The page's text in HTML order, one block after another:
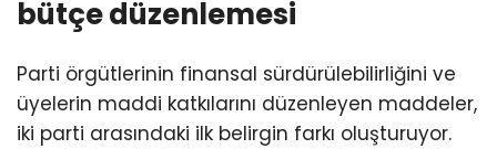
bütçe düzenlemesi
Parti örgütlerinin finansal sürdürülebilirliğini ve
üyelerin maddi katkılarını düzenleyen maddeler,
iki parti arasındaki ilk belirgin farkı oluşturuyor.